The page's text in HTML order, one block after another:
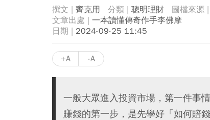
齊克用 聰明理財
一本讀懂傳奇作手李佛摩
2024-09-25 11:45
+A -A
一般大眾進入投資市場，第一件事
賺錢的第一步，是先學好「如何賠